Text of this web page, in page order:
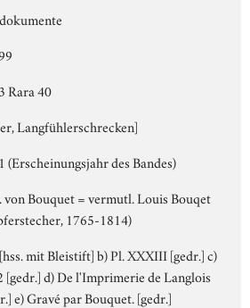
Rara 40
Langfühlerschrecken]
(Erscheinungsjahr des Bandes)
von Bouquet = vermutl. Louis Bouqet
1765-1814)
mit Bleistift] b) Pl. XXXIII [gedr.] c)
[gedr.] d) De l'Imprimerie de Langlois
e) Gravé par Bouquet. [gedr.]